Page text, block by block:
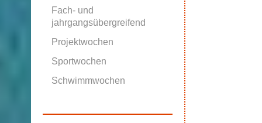
Fach- und
jahrgangsübergreifend
Projektwochen
Sportwochen
Schwimmwochen